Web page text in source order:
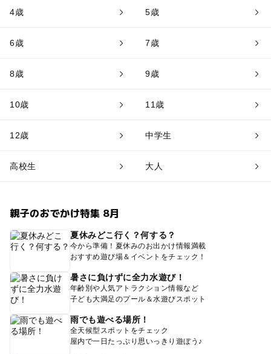
4歳 5歳
6歳 7歳
8歳 9歳
10歳 11歳
12歳 中学生
高校生 大人
親子のおでかけ特集 8月
夏休みどこ行く？何する？
今から準備！夏休みのお出かけ情報満載
おすすめ遊び場＆イベントをチェック！
暑さに負けずに全力水遊び！
年齢別や人気アトラクション情報など
子ども大満足のプール＆水遊びスポット
雨でも遊べる場所！
全天候型スポットをチェック
屋内で一日たっぷり思いっきり遊ぼう♪